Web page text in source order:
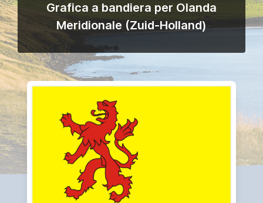
Grafica a bandiera per Olanda
Meridionale (Zuid-Holland)